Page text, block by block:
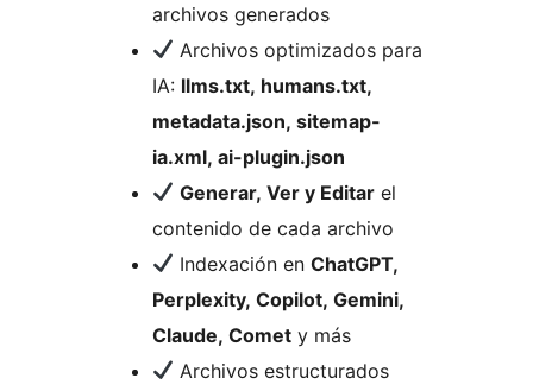
archivos generados
Archivos optimizados para
IA: llms.txt, humans.txt,
metadata.json, sitemap-
ia.xml, ai-plugin.json
Generar, Ver y Editar el
contenido de cada archivo
Indexación enChatGPT,
Perplexity, Copilot, Gemini,
Claude, Comet y más
Archivos estructurados